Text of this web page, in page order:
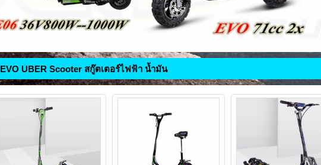
EVO UBER Scooter สกู๊ตเตอร์ไฟฟ้า น้ำมัน